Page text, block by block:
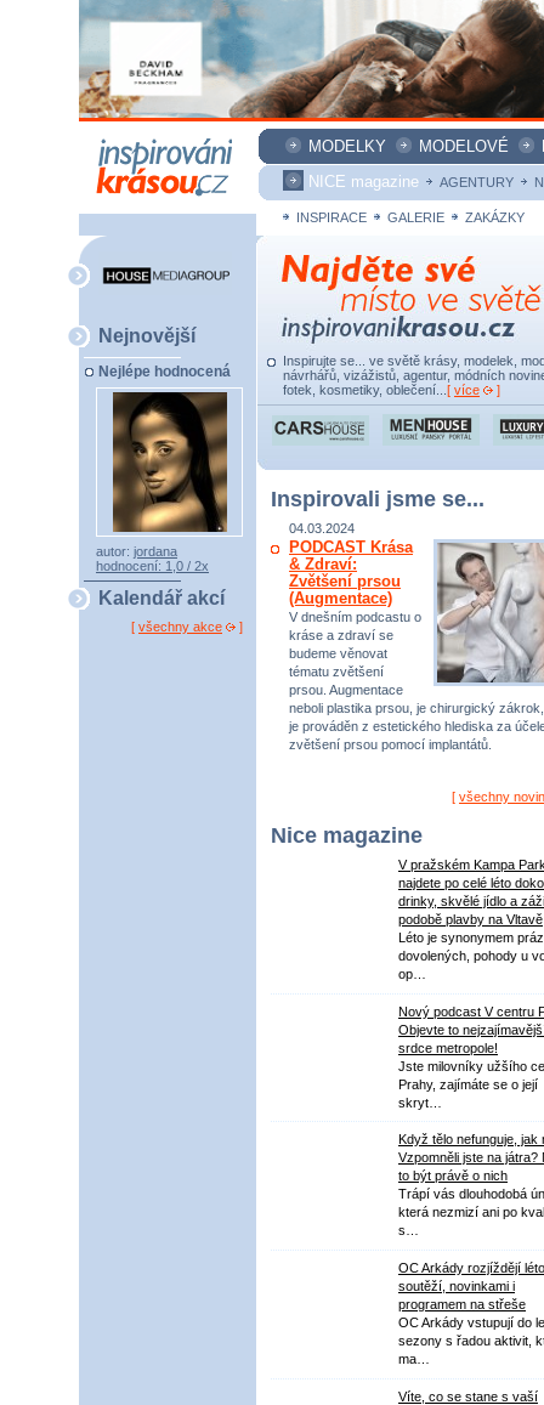
MODELKY MODELOVÉ
NICE magazine
AGENTURY
INSPIRACE GALERIE ZAKÁZKY
Nejnovější
Nejlépe hodnocená
autor: jordana
hodnocení: 1,0 / 2x
Kalendář akcí
[ všechny akce ]
Inspirujte se... ve světě krásy, modelek,
návrhářů, vizážistů, agentur, módních
fotek, kosmetiky, oblečení... [ více ]
Inspirovali jsme se...
04.03.2024
PODCAST Krása
& Zdraví:
Zvětšení prsou
(Augmentace)
V dnešním podcastu o
kráse a zdraví se
budeme věnovat
tématu zvětšení
prsou. Augmentace
neboli plastika prsou, je chirurgický
je prováděn z estetického hlediska za
zvětšení prsou pomocí implantátů.
[ všechny
Nice magazine
V pražském Kampa
najdete po celé léto
drinky, skvělé jídlo a
podobě plavby na Vltavě
Léto je synonymem
dovolených, pohody u
op…
Nový podcast V centru
Objevte to
srdce metropole!
Jste milovníky užšího
Prahy, zajímáte se o její
skryt…
Když tělo nefunguje, jak
Vzpomněli jste na játra?
to být právě o nich
Trápí vás dlouhodobá
která nezmizí ani po
s…
OC Arkády rozjíždějí léto
soutěží, novinkami i
programem na střeše
OC Arkády vstupují do
sezony s řadou aktivit,
ma…
Víte, co se stane s vaší